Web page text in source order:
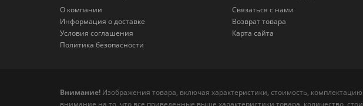
О компании
Информация о доставке
Условия соглашения
Политика безопасности
Связаться с нами
Возврат товара
Карта сайта
Внимание! Изображения товара, включая характеристики, стоимость,
внимание на то, что все приведенные выше характеристики товара, количество,